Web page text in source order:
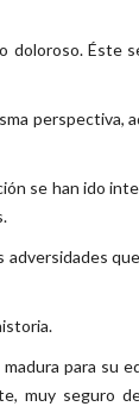
doloroso. Éste
perspectiva,
se han ido
adversidades
para su
muy seguro